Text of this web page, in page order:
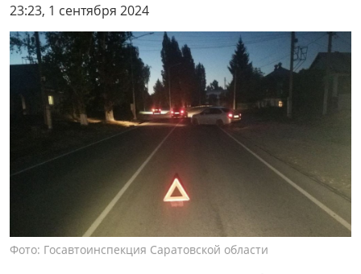
23:23, 1 сентября 2024
Фото: Госавтоинспекция Саратовской области